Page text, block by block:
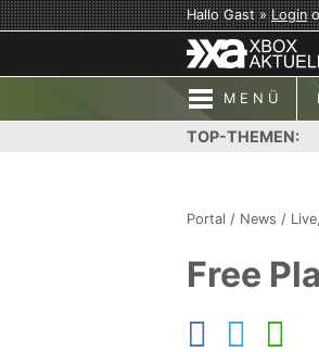
Hallo Gast »Login
MENÜ
TOP-THEMEN:
Portal / News /
Free